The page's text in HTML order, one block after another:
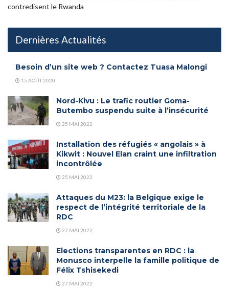
contredisent le Rwanda
Dernières Actualités
Besoin d’un site web ? Contactez Tuasa Malongi
15 AOÛT 2020
Nord-Kivu : Le trafic routier Goma-
Butembo suspendu suite à l’insécurité
25 MAI 2022
Installation des réfugiés « angolais » à
Kikwit : Nouvel Elan craint une infiltration
incontrôlée
25 MAI 2022
Attaques du M23: la Belgique exige le
respect de l’intégrité territoriale de la
RDC
27 MAI 2022
Elections transparentes en RDC : la
Monusco interpelle la famille politique de
Félix Tshisekedi
27 MAI 2022